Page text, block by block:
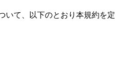
いて、以下のとおり本規約を定